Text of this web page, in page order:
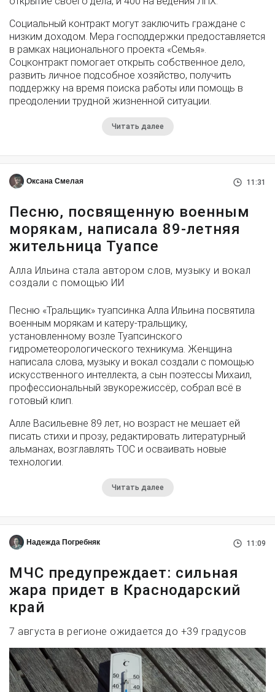
Социальный контракт могут заключить граждане с
низким доходом. Мера господдержки предоставляется
в рамках национального проекта «Семья».
Соцконтракт помогает открыть собственное дело,
развить личное подсобное хозяйство, получить
поддержку на время поиска работы или помощь в
преодолении трудной жизненной ситуации.
Читать далее
Оксана Смелая 11:31
Песню, посвященную военным
морякам, написала 89-летняя
жительница Туапсе
Алла Ильина стала автором слов, музыку и вокал
создали с помощью ИИ
Песню «Тральщик» туапсинка Алла Ильина посвятила
военным морякам и катеру-тральщику,
установленному возле Туапсинского
гидрометеорологического техникума. Женщина
написала слова, музыку и вокал создали с помощью
искусственного интеллекта, а сын поэтессы Михаил,
профессиональный звукорежиссёр, собрал всё в
готовый клип.
Алле Васильевне 89 лет, но возраст не мешает ей
писать стихи и прозу, редактировать литературный
альманах, возглавлять ТОС и осваивать новые
технологии.
Читать далее
Надежда Погребняк 11:09
МЧС предупреждает: сильная
жара придет в Краснодарский
край
7 августа в регионе ожидается до +39 градусов